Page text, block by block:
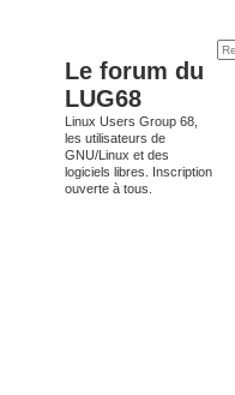
Le forum du
LUG68
Linux Users Group 68,
les utilisateurs de
GNU/Linux et des
logiciels libres. Inscription
ouverte à tous.